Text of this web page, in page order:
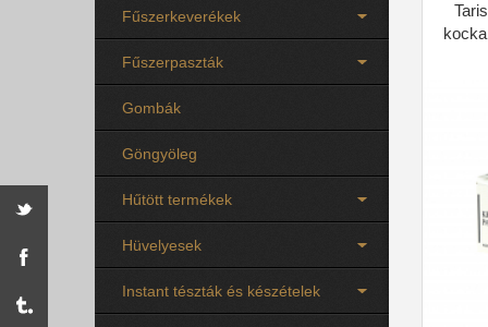
Fűszerkeverékek
Fűszerpaszták
Gombák
Göngyöleg
Hűtött termékek
Hüvelyesek
Instant tészták és készételek